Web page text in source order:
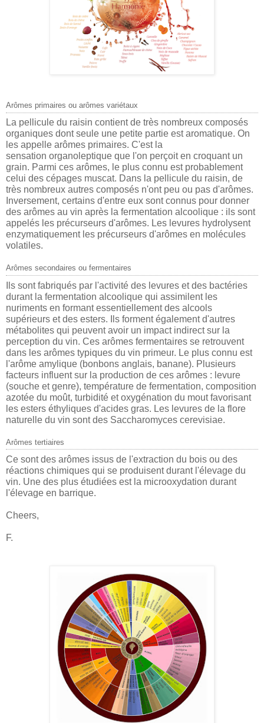
Arômes primaires ou arômes variétaux
La pellicule du raisin contient de très nombreux composés
organiques dont seule une petite partie est aromatique. On
les appelle arômes primaires. C'est la
sensation organoleptique que l'on perçoit en croquant un
grain. Parmi ces arômes, le plus connu est probablement
celui des cépages muscat. Dans la pellicule du raisin, de
très nombreux autres composés n'ont peu ou pas d'arômes.
Inversement, certains d'entre eux sont connus pour donner
des arômes au vin après la fermentation alcoolique : ils sont
appelés les précurseurs d'arômes. Les levures hydrolysent
enzymatiquement les précurseurs d'arômes en molécules
volatiles.
Arômes secondaires ou fermentaires
Ils sont fabriqués par l'activité des levures et des bactéries
durant la fermentation alcoolique qui assimilent les
nuriments en formant essentiellement des alcools
supérieurs et des esters. Ils forment également d'autres
métabolites qui peuvent avoir un impact indirect sur la
perception du vin. Ces arômes fermentaires se retrouvent
dans les arômes typiques du vin primeur. Le plus connu est
l'arôme amylique (bonbons anglais, banane). Plusieurs
facteurs influent sur la production de ces arômes : levure
(souche et genre), température de fermentation, composition
azotée du moût, turbidité et oxygénation du mout favorisant
les esters éthyliques d'acides gras. Les levures de la flore
naturelle du vin sont des Saccharomyces cerevisiae.
Arômes tertiaires
Ce sont des arômes issus de l'extraction du bois ou des
réactions chimiques qui se produisent durant l'élevage du
vin. Une des plus étudiées est la microoxydation durant
l'élevage en barrique.
Cheers,
F.